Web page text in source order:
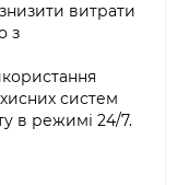
витрати
з
систем
в режимі 24/7.